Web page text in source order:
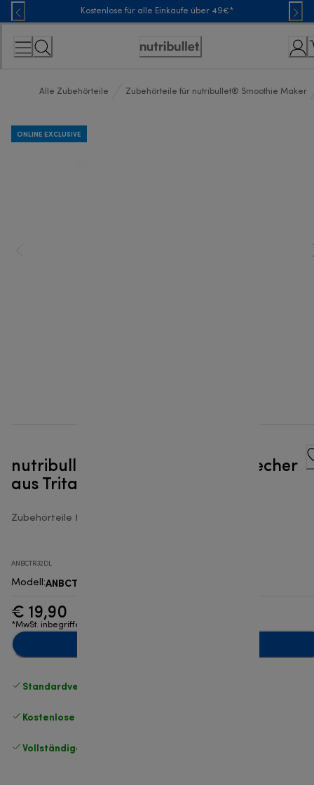
Skip
to
Content
Kostenlose für alle Einkäufe über 49€*
Erklärung
Zugänglichkeit
Alle Zubehörteile Zubehörteile für nutribullet® Smoothie Maker
ONLINE EXCLUSIVE
nutribullet Ultra 900 ml To Go Becher
aus Tritan Renew
Zubehörteile für nutribullet® Smoothie Maker
ANBCTR32DL
Modell :ANBCTR32DL
€ 19,90
*MwSt. inbegriffen
Standardversand kostenlos
Kostenlose Rücksendungen
Vollständige Herstellergarantie